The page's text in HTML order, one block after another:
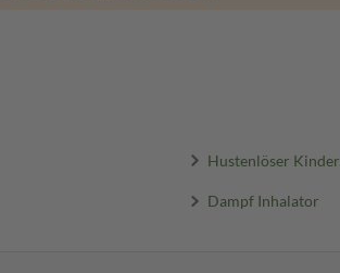
Hustenlöser Kinder
Dampf Inhalator